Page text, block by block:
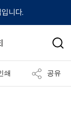
니다.
검
쇄 공유